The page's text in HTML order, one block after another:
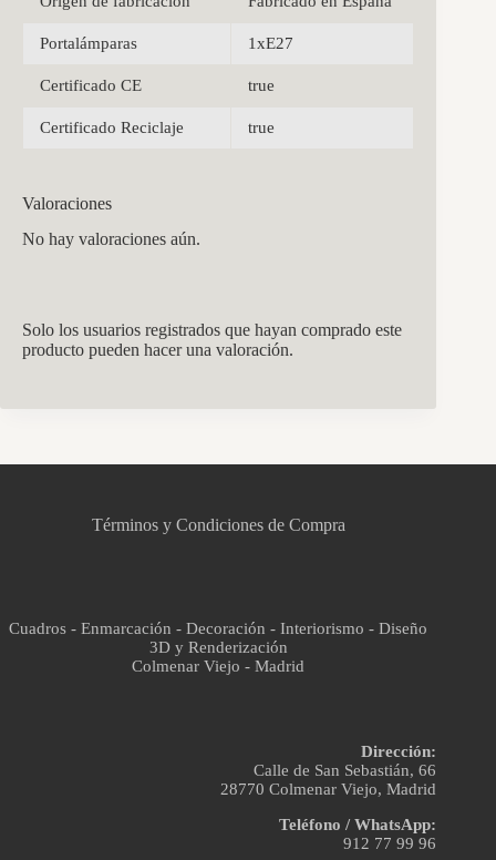
Portalámparas 1xE27
Certificado CE true
Certificado Reciclaje true
Valoraciones
No hay valoraciones aún.
Solo los usuarios registrados que hayan comprado este
producto pueden hacer una valoración.
Términos y Condiciones de Compra
Cuadros - Enmarcación - Decoración - Interiorismo - Diseño
3D y Renderización
Colmenar Viejo - Madrid
Dirección:
Calle de San Sebastián, 66
28770 Colmenar Viejo, Madrid
Teléfono / WhatsApp:
912 77 99 96
Asistente virtual · En línea